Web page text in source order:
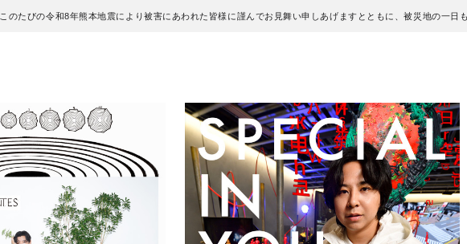
このたびの令和8年熊本地震により被害にあわれた皆様に謹んでお見舞い申しあげますとともに、被災地の一日